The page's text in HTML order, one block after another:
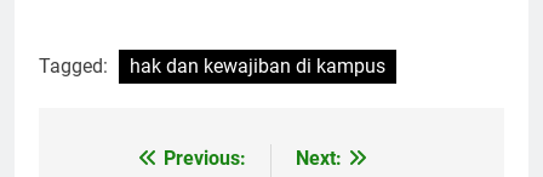
Tagged: hak dan kewajiban di kampus
Previous:
Next: